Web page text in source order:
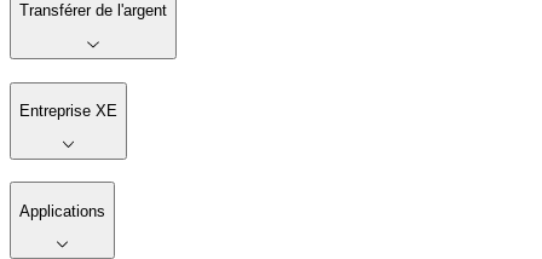
Transférer de l'argent
Entreprise XE
Applications